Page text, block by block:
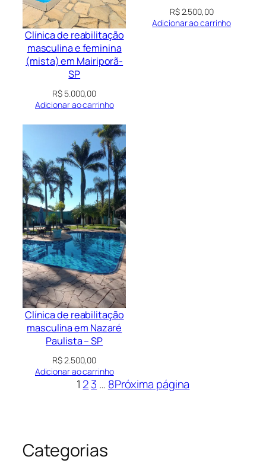
Clínica de reabilitação
masculina e feminina
(mista) em Mairiporã-
SP
R$ 5.000,00
Adicionar ao carrinho
R$2.500,00
Adicionar ao carrinho
Clínica de reabilitação
masculina em Nazaré
Paulista – SP
R$2.500,00
Adicionar ao carrinho
1 23 … 8Próxima página
Categorias